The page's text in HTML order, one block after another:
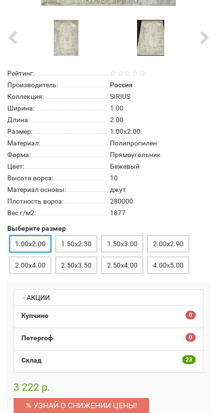
Рейтинг:
Производитель:
Россия
Коллекция:
SIRIUS
Ширина:
1.00
Длина:
2.00
Размер:
1.00x2.00
Материал:
Полипропилен
Форма:
Прямоугольник
Цвет:
Бежевый
Высота ворса:
10
Материал основы:
джут
Плотность ворса:
280000
Вес г/м2:
1877
Выберите размер
1.00x2.00
1.50x2.30 1.50x3.00 2.00x2.90
2.00x4.00 2.50x3.50 2.50x4.00 4.00x5.00
- АКЦИИ
Купчино 0
Петергоф 0
Склад 23
3 222 р.
% УЗНАЙ О СНИЖЕНИИ ЦЕНЫ!